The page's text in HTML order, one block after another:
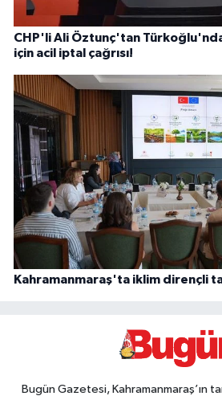
CHP'li Ali Öztunç'tan
için acil iptal çağrısı!
Kahramanmaraş'ta iklim dirençli
Bugün Gazetesi, Kahramanmaraş’ın